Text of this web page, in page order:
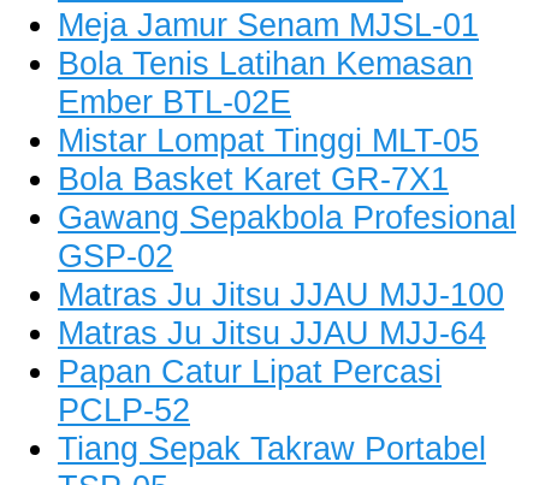
Meja Jamur Senam MJSL-01
Bola Tenis Latihan Kemasan
Ember BTL-02E
Mistar Lompat Tinggi MLT-05
Bola Basket Karet GR-7X1
Gawang Sepakbola Profesional
GSP-02
Matras Ju Jitsu JJAU MJJ-100
Matras Ju Jitsu JJAU MJJ-64
Papan Catur Lipat Percasi
PCLP-52
Tiang Sepak Takraw Portabel